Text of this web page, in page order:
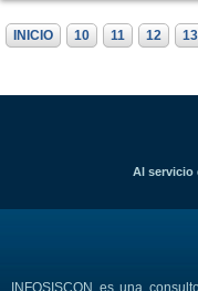
INICIO 10 11 12 13
Al servicio
INFOSISCON es una